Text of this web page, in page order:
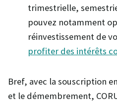
trimestrielle,
pouvez notamment
réinvestissement de
profiter des intérêts
Bref, avec la souscription
et le démembrement,